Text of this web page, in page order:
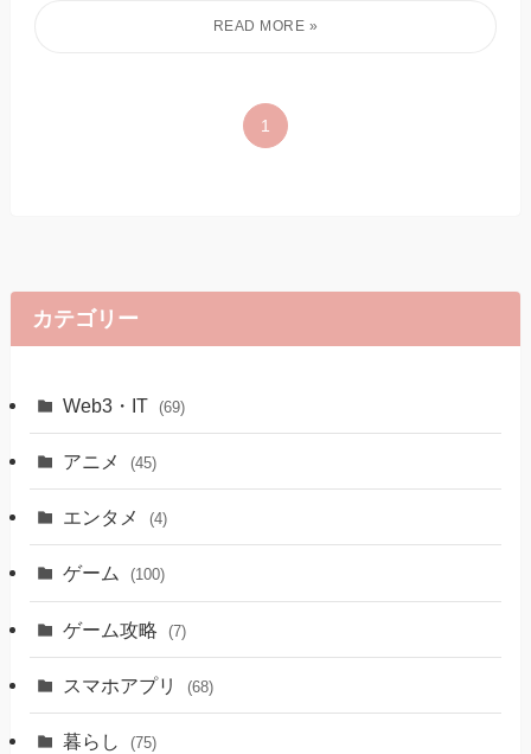
1
カテゴリー
Web3・IT (69)
アニメ (45)
エンタメ (4)
ゲーム (100)
ゲーム攻略 (7)
スマホアプリ (68)
暮らし (75)